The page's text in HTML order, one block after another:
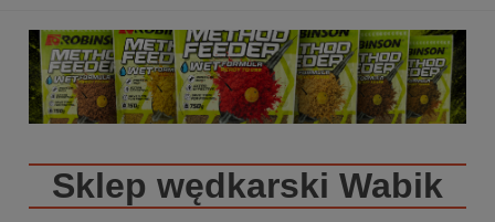
Sklep wędkarski Wabik